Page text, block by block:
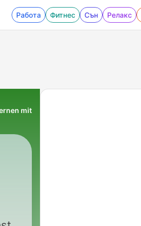
Работа Фитнес Сън Релакс
mit